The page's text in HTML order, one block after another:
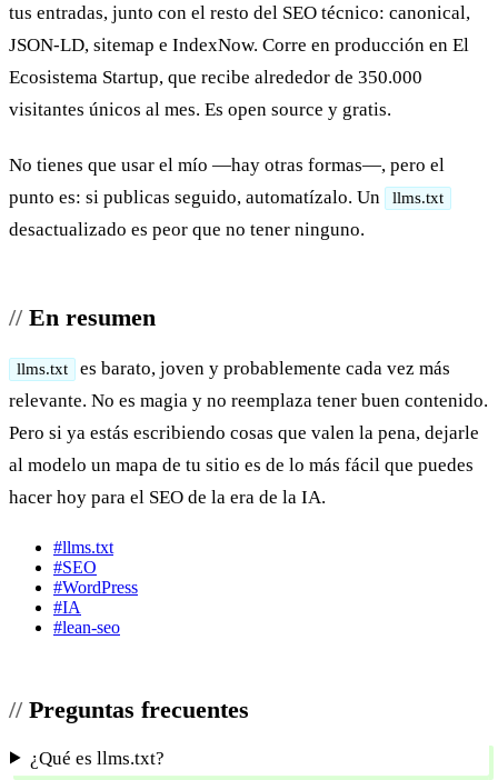
tus entradas, junto con el resto del SEO técnico: canonical,
JSON-LD, sitemap e IndexNow. Corre en producción en El
Ecosistema Startup, que recibe alrededor de 350.000
visitantes únicos al mes. Es open source y gratis.
No tienes que usar el mío —hay otras formas—, pero el
punto es: si publicas seguido, automatízalo. Un
llms.txt
desactualizado es peor que no tener ninguno.
En resumen
llms.txt
es barato, joven y probablemente cada vez más
relevante. No es magia y no reemplaza tener buen contenido.
Pero si ya estás escribiendo cosas que valen la pena, dejarle
al modelo un mapa de tu sitio es de lo más fácil que puedes
hacer hoy para el SEO de la era de la IA.
#llms.txt
#SEO
#WordPress
#IA
#lean-seo
Preguntas frecuentes
¿Qué es llms.txt?